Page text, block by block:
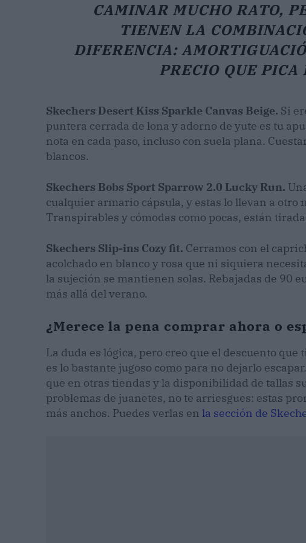
CAMINAR MUCHO RATO,
TIENEN LA
DIFERENCIA:
PRECIO QUE PICA
Skechers Desert Kiss Sparkle Canvas Beige. Si
puntera cerrada de lona y adorno de yute es tu
nota en cada paso, incluso con suela plana.
blancos.
Skechers Bobs Sport Sparrow 2.0 Lucky Run.
cualquier armario cápsula, y estas lo llevan a
Transpirables y cómodas como pocas, están
Skechers Slip-ins Cozy fit. Cerramos con el
acolchado en blanco y rosa que ni siquiera
la sujeción se mantienen solas. Rebajadas de 90
más allá del verano.
¿Merece la pena comprar ahora o
La duda es lógica, pero creo que el descuento
es lo bastante jugoso como para no dejarlo
que en otras tiendas y la disponibilidad de tallas
problemas de juanetes, no te arriesgues: estas
más anchos. Puedes verlas en la sección de